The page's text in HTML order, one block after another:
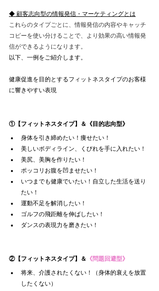
◆ 顧客志向型の情報発信・マーケティングとは
これらのタイプごとに、情報発信の内容やキャッチ
コピーを使い分けることで、より効果の高い情報発
信ができるようになります。
以下、一例をご紹介します。
健康促進を目的とするフィットネスタイプのお客様
に響きやすい表現
①【フィットネスタイプ】 ＆ 《目的志向型》
身体を引き締めたい！痩せたい！
美しいボディライン、くびれを手に入れたい！
美尻、美胸を作りたい！
ポッコリお腹を凹ませたい！
いつまでも健康でいたい！自立した生活を送り
たい！
運動不足を解消したい！
ゴルフの飛距離を伸ばしたい！
ダンスの表現力を磨きたい！
②【フィットネスタイプ】 ＆ 《問題回避型》
将来、介護されたくない！（身体的衰えを放置
したくない）